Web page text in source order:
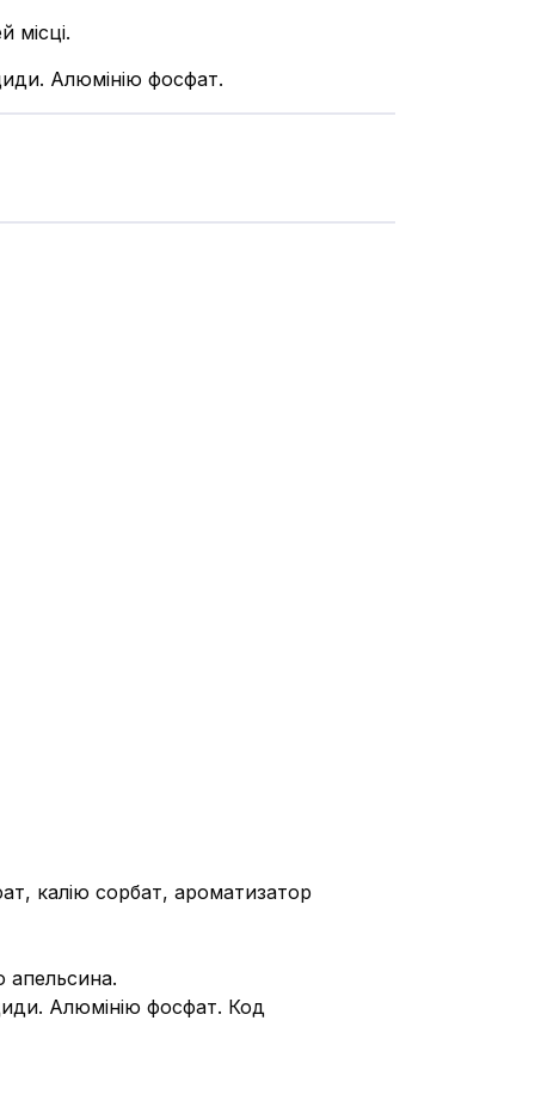
місці.
Алюмінію фосфат.
калію сорбат, ароматизатор
апельсина.
Алюмінію фосфат. Код